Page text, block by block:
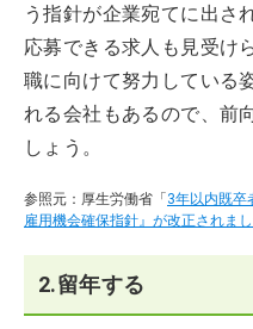
う指針が企業宛てに出さ
応募できる求人も見受け
職に向けて努力している
れる会社もあるので、前
しょう。
参照元：厚生労働省「3年以内既卒
雇用機会確保指針』が改正されま
2.留年する